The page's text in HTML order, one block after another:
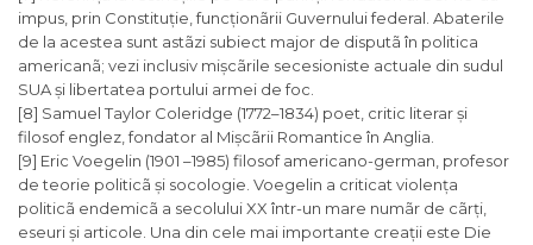
impus, prin Constituție, funcționãrii Guvernului federal. Abaterile
de la acestea sunt astãzi subiect major de disputã în politica
americanã; vezi inclusiv mișcãrile secesioniste actuale din sudul
SUA și libertatea portului armei de foc.
[8] Samuel Taylor Coleridge (1772–1834) poet, critic literar și
filosof englez, fondator al Mișcãrii Romantice în Anglia.
[9] Eric Voegelin (1901 –1985) filosof americano-german, profesor
de teorie politicã și socologie. Voegelin a criticat violența
politicã endemicã a secolului XX într-un mare numãr de cãrți,
eseuri și articole. Una din cele mai importante creații este Die